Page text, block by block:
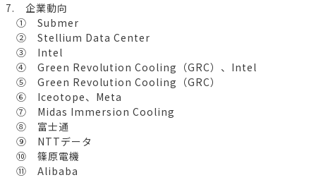
7. 企業動向
① Submer
② Stellium Data Center
③ Intel
④ Green Revolution Cooling（GRC）、Intel
⑤ Green Revolution Cooling（GRC）
⑥ Iceotope、Meta
⑦ Midas Immersion Cooling
⑧ 富士通
⑨ NTTデータ
⑩ 篠原電機
⑪ Alibaba